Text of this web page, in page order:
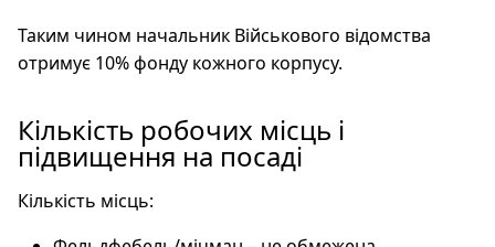
Таким чином начальник Військового відомства
отримує 10% фонду кожного корпусу.
Кількість робочих місць і
підвищення на посаді
Кількість місць: